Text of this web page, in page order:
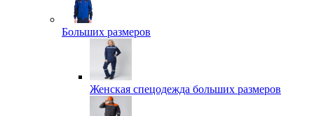
Больших размеров
Женская спецодежда больших размеров